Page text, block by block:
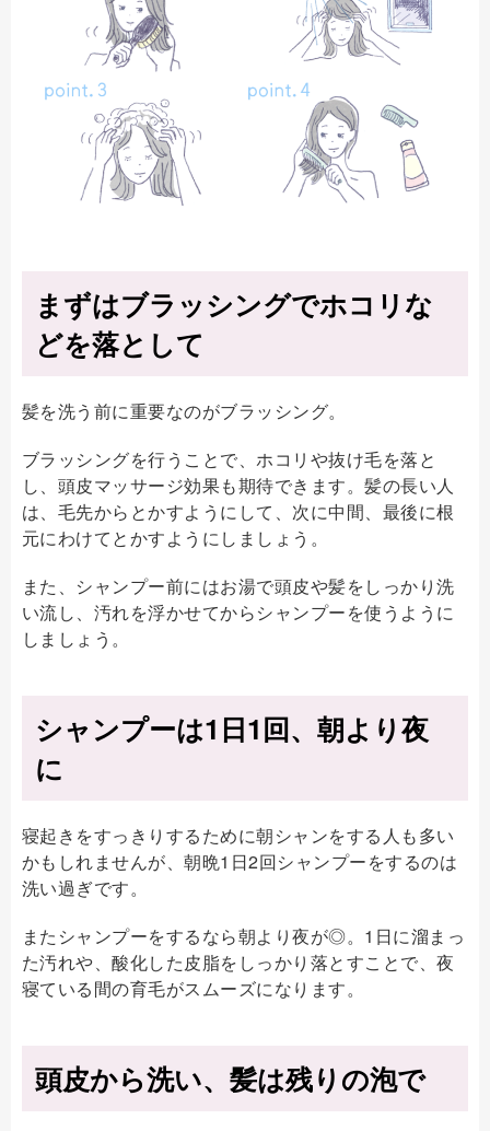
まずはブラッシングでホコリな
どを落として
髪を洗う前に重要なのがブラッシング。
ブラッシングを行うことで、ホコリや抜け毛を落と
し、頭皮マッサージ効果も期待できます。髪の長い人
は、毛先からとかすようにして、次に中間、最後に根
元にわけてとかすようにしましょう。
また、シャンプー前にはお湯で頭皮や髪をしっかり洗
い流し、汚れを浮かせてからシャンプーを使うように
しましょう。
シャンプーは1日1回、朝より夜
に
寝起きをすっきりするために朝シャンをする人も多い
かもしれませんが、朝晩1日2回シャンプーをするのは
洗い過ぎです。
またシャンプーをするなら朝より夜が◎。1日に溜まっ
た汚れや、酸化した皮脂をしっかり落とすことで、夜
寝ている間の育毛がスムーズになります。
頭皮から洗い、髪は残りの泡で